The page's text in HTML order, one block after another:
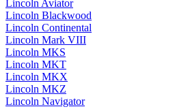
Lincoln Aviator
Lincoln Blackwood
Lincoln Continental
Lincoln Mark VIII
Lincoln MKS
Lincoln MKT
Lincoln MKX
Lincoln MKZ
Lincoln Navigator